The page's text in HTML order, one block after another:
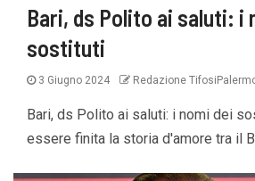
Bari, ds Polito ai saluti: i
sostituti
3 Giugno 2024 Redazione
Bari, ds Polito ai saluti: i nomi dei
essere finita la storia d'amore tra il